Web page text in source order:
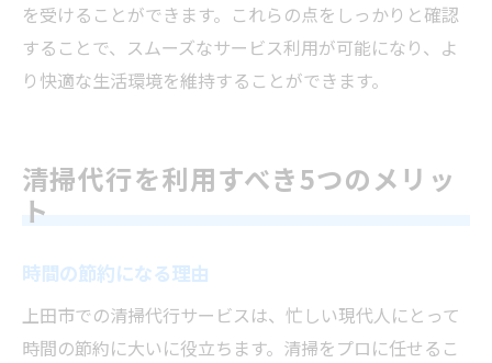
を受けることができます。これらの点をしっかりと確認
することで、スムーズなサービス利用が可能になり、よ
り快適な生活環境を維持することができます。
清掃代行を利用すべき5つのメリッ
ト
時間の節約になる理由
上田市での清掃代行サービスは、忙しい現代人にとって
時間の節約に大いに役立ちます。清掃をプロに任せるこ